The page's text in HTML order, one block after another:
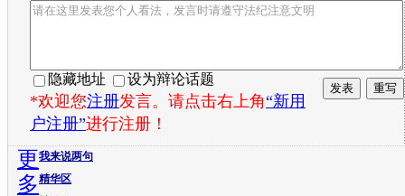
隐藏地址 设为辩论话题
*欢迎您注册发言。请点击右上角“新用
户注册”进行注册！
我来说两句
精华区
更
多